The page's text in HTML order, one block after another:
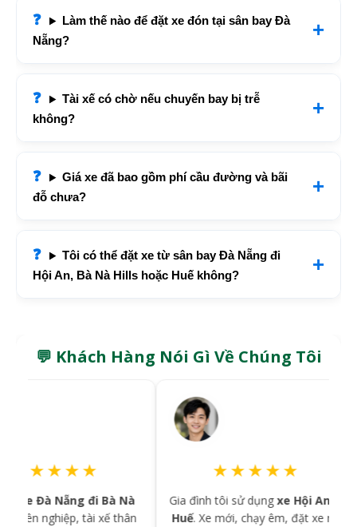
Làm thế nào để đặt xe đón tại sân bay Đà
Nẵng?
Tài xế có chờ nếu chuyến bay bị trễ
không?
Giá xe đã bao gồm phí cầu đường và bãi
đỗ chưa?
Tôi có thể đặt xe từ sân bay Đà Nẵng đi
Hội An, Bà Nà Hills hoặc Huế không?
💬 Khách Hàng Nói Gì Về Chúng Tôi
đi Bà Nà
tài xế thân
★★★★★
Gia đình tôi sử dụngxe Hội An đi
Huế
. Xe mới, chạy êm, đặt xe rất
thuận